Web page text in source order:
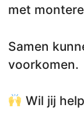
met
Samen
voorkomen.
Wil jij